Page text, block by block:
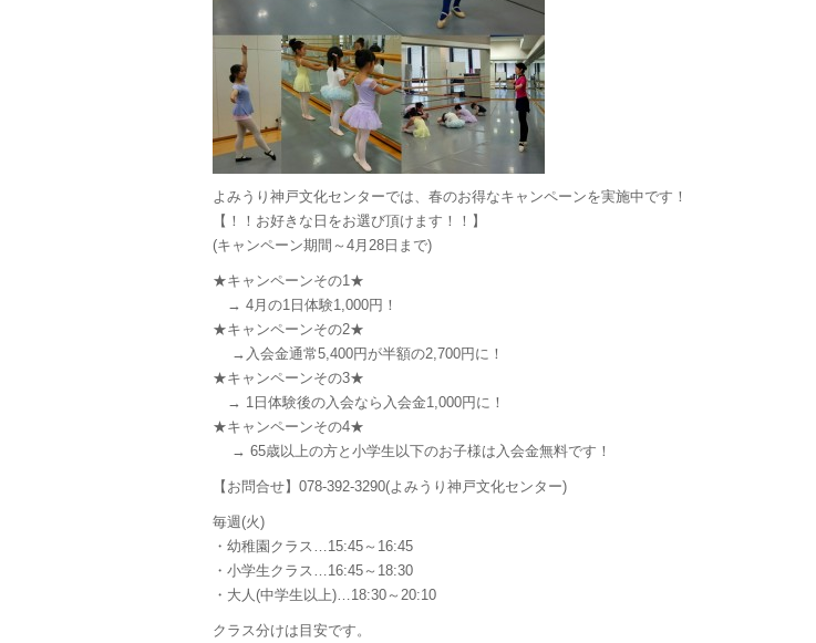
よみうり神戸文化センターでは、春のお得なキャンペーンを実施中です！
【！！お好きな日をお選び頂けます！！】
(キャンペーン期間～4月28日まで)
★キャンペーンその1★
→ 4月の1日体験1,000円！
★キャンペーンその2★
→入会金通常5,400円が半額の2,700円に！
★キャンペーンその3★
→ 1日体験後の入会なら入会金1,000円に！
★キャンペーンその4★
→ 65歳以上の方と小学生以下のお子様は入会金無料です！
【お問合せ】078-392-3290(よみうり神戸文化センター)
毎週(火)
・幼稚園クラス…15:45～16:45
・小学生クラス…16:45～18:30
・大人(中学生以上)…18:30～20:10
クラス分けは目安です。